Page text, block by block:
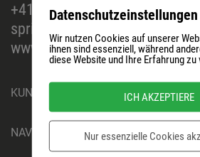
+41 79 385 22 39
sprich@soulspeeches.com
www.soulspeeches.com
KUNDENSTIMMEN
NAVIGATION
Datenschutzeinstellungen
Wir nutzen Cookies auf unserer
ihnen sind essenziell, während
diese Website und Ihre Erfahrung zu
ICH AKZEPTIERE
Nur essenzielle Cookies